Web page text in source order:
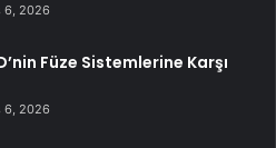
6, 2026
Füze Sistemlerine Karşı
6, 2026